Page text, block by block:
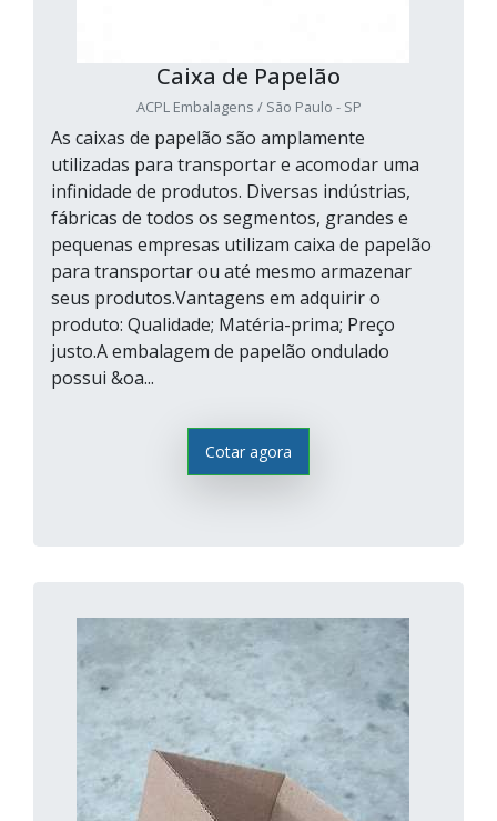
Caixa de Papelão
ACPL Embalagens / São Paulo - SP
As caixas de papelão são amplamente
utilizadas para transportar e acomodar uma
infinidade de produtos. Diversas indústrias,
fábricas de todos os segmentos, grandes e
pequenas empresas utilizam caixa de papelão
para transportar ou até mesmo armazenar
seus produtos.Vantagens em adquirir o
produto: Qualidade; Matéria-prima; Preço
justo.A embalagem de papelão ondulado
possui &oa...
Cotar agora